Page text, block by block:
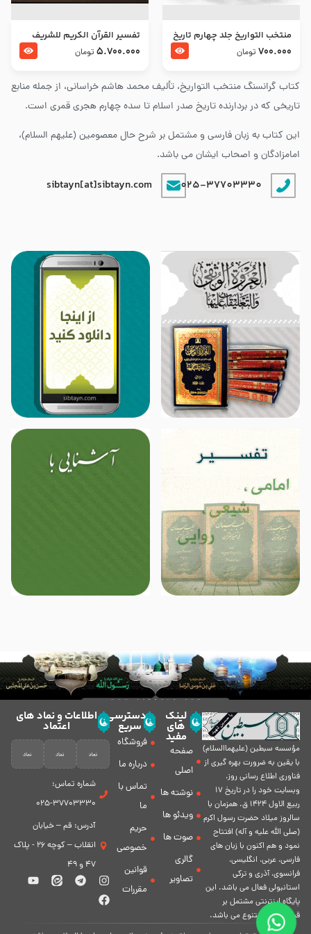
کتاب گرانسنگ منتخب التواريخ، تألیف محمد هاشم خراسانی، از جمله منابع
تاریخی که در بردارنده تاریخ صدر اسلام تا سده چهارم هجری قمری است.
این کتاب به زبان فارسی و مشتمل بر شرح حال معصومین (علیهم السلام)،
امامزادگان و اصحاب ایشان می باشد.
025-37703330
sibtayn[at]sibtayn.com
منتخب التواریخ جلد چهارم تاریخ
امام زین العابدین و امام محمد
700.000 تومان
تفسير القرآن الكريم للشريف
المرتضي قدس سرّه
5.700.000 تومان
مؤسسه سبطين (عليهماالسلام)
با يقين به ضرورت بهره گیرى از
فناورى اطلاع رسانى روز،
وبسایت خود را در تاريخ 17
ربيع الاول 1424 ق. همزمان با
سالروز ميلاد حضرت رسول اكرم
(صلی الله علیه و آله) افتتاح
نمود و هم اكنون با زبان های
فارسی، عربى، انگلیسی،
فرانسوی، آذری و ترکی
استانبولی فعال مى باشد. اين
پايگاه اينترنتى مشتمل بر
قسمت هاى متنوع مى باشد.
لینک
های
مفید
صفحه
اصلی
نوشته ها
ویدئو ها
صوت ها
گالری
تصاویر
دسترسی
سریع
فروشگاه
درباره ما
تماس با
ما
حریم
خصوصی
قوانین
مقررات
اطلاعات و نماد های
اعتماد
شماره تماس:
37703330-025
آدرس: قم – خیابان
انقلاب – کوچه 26 - پلاک
47 و 49